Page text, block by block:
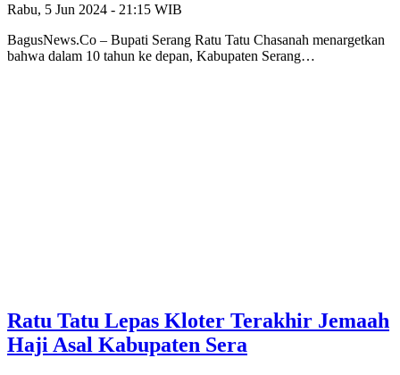
Rabu, 5 Jun 2024 - 21:15 WIB
BagusNews.Co – Bupati Serang Ratu Tatu Chasanah menargetkan
bahwa dalam 10 tahun ke depan, Kabupaten Serang…
Ratu Tatu Lepas Kloter Terakhir Jemaah
Haji Asal Kabupaten Sera